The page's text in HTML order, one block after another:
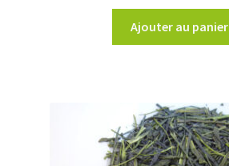
Ajouter au panier